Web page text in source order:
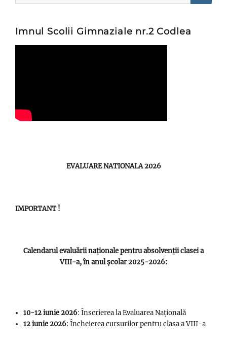
Imnul Scolii Gimnaziale nr.2 Codlea
EVALUARE NATIONALA 2026
IMPORTANT !
Calendarul evaluării naționale pentru absolvenții clasei a
VIII-a, în anul școlar 2025-2026:
10-12 iunie 2026: Înscrierea la Evaluarea Națională
12 iunie 2026: Încheierea cursurilor pentru clasa a VIII-a